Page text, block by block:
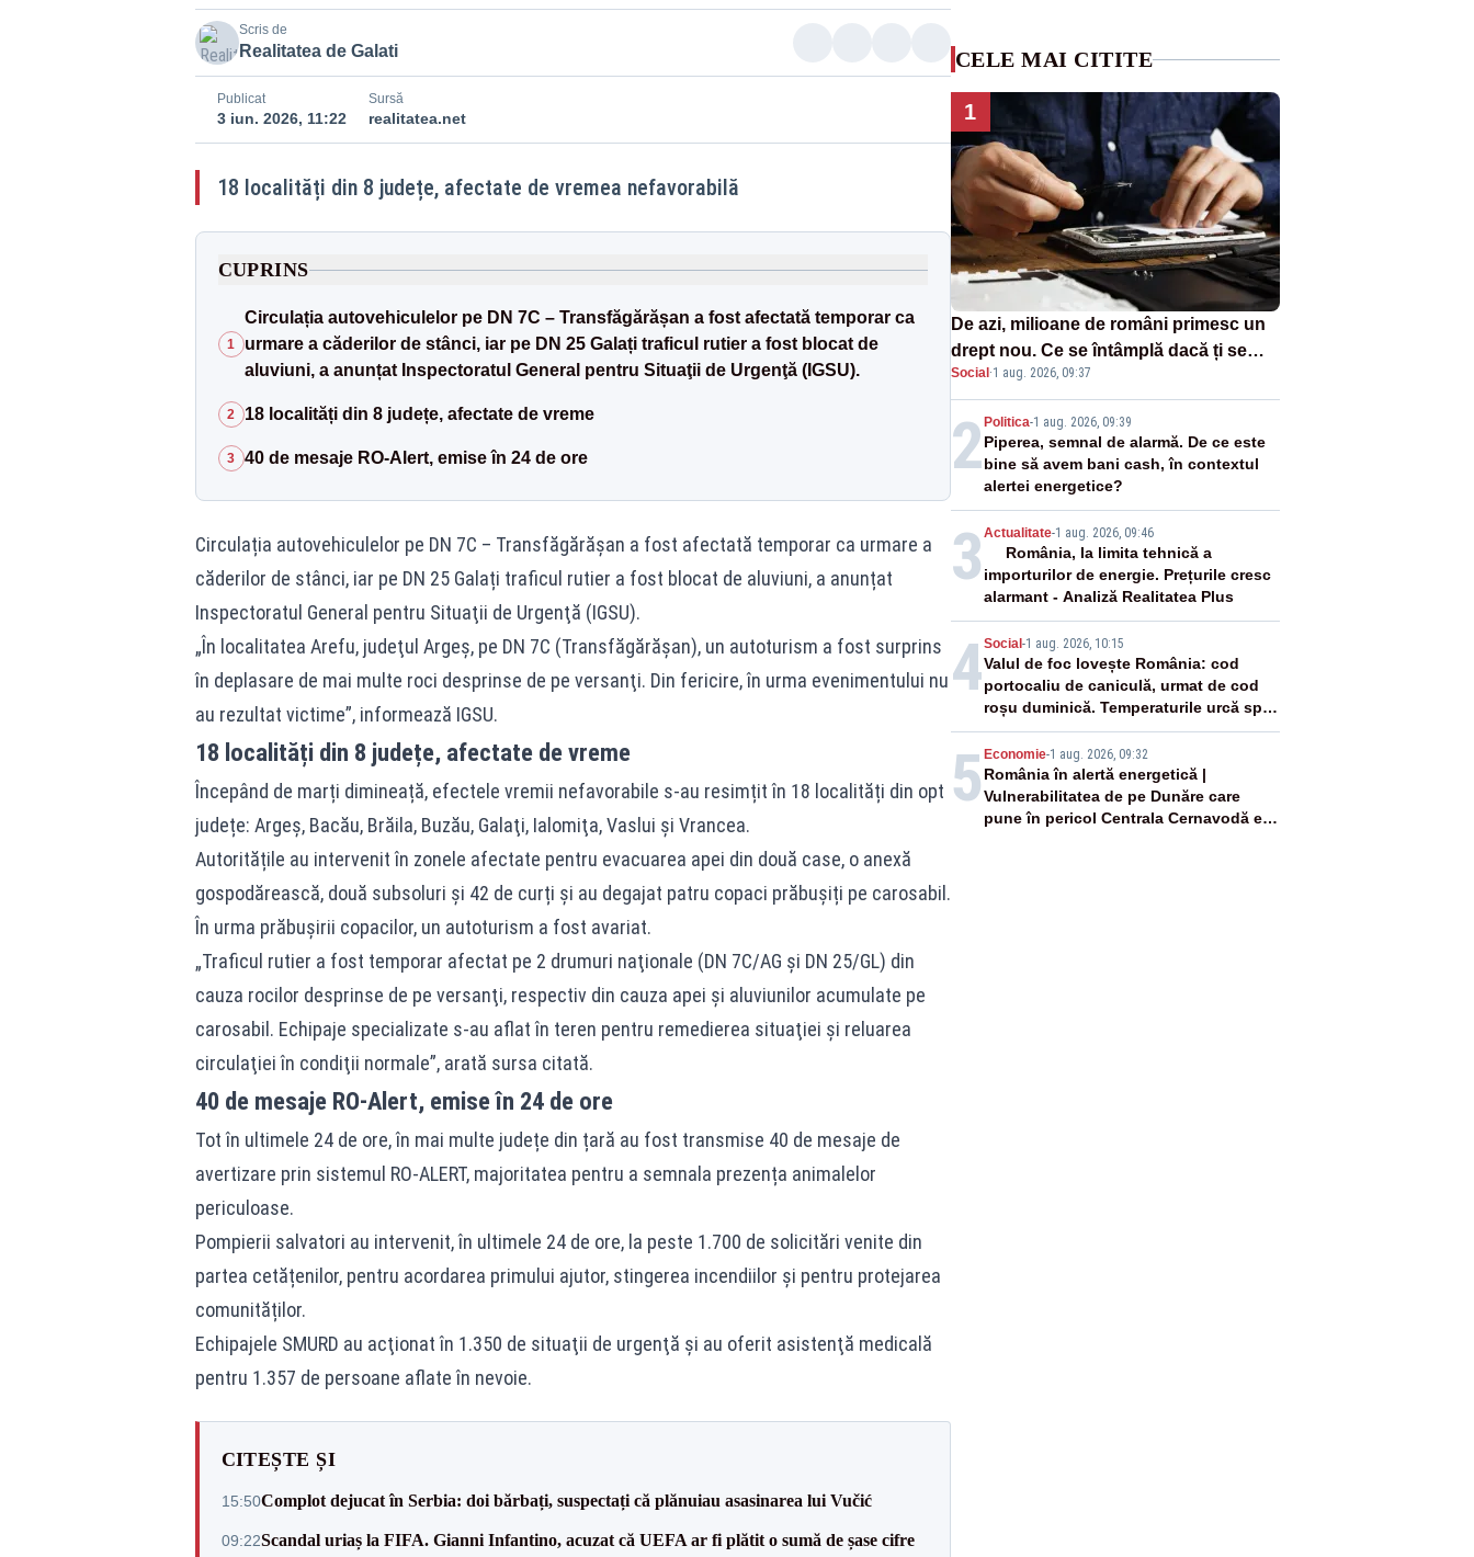
Scris de
Realitatea de Galati
Publicat
3 iun. 2026, 11:22
Sursă
realitatea.net
18 localități din 8 județe, afectate de vremea nefavorabilă
CUPRINS
1
Circulația autovehiculelor pe DN 7C – Transfăgărășan a fost afectată temporar ca
urmare a căderilor de stânci, iar pe DN 25 Galați traficul rutier a fost blocat de
aluviuni, a anunțat Inspectoratul General pentru Situaţii de Urgenţă (IGSU).
2 18 localități din 8 județe, afectate de vreme
3 40 de mesaje RO-Alert, emise în 24 de ore
Circulația autovehiculelor pe DN 7C – Transfăgărășan a fost afectată temporar ca urmare a
căderilor de stânci, iar pe DN 25 Galați traficul rutier a fost blocat de aluviuni, a anunțat
Inspectoratul General pentru Situaţii de Urgenţă (IGSU).
„În localitatea Arefu, judeţul Argeş, pe DN 7C (Transfăgărăşan), un autoturism a fost surprins
în deplasare de mai multe roci desprinse de pe versanţi. Din fericire, în urma evenimentului nu
au rezultat victime”, informează IGSU.
18 localități din 8 județe, afectate de vreme
Începând de marți dimineață, efectele vremii nefavorabile s-au resimțit în 18 localități din opt
județe: Argeş, Bacău, Brăila, Buzău, Galaţi, Ialomiţa, Vaslui şi Vrancea.
Autoritățile au intervenit în zonele afectate pentru evacuarea apei din două case, o anexă
gospodărească, două subsoluri și 42 de curți și au degajat patru copaci prăbușiți pe carosabil.
În urma prăbușirii copacilor, un autoturism a fost avariat.
„Traficul rutier a fost temporar afectat pe 2 drumuri naţionale (DN 7C/AG şi DN 25/GL) din
cauza rocilor desprinse de pe versanţi, respectiv din cauza apei şi aluviunilor acumulate pe
carosabil. Echipaje specializate s-au aflat în teren pentru remedierea situaţiei şi reluarea
circulaţiei în condiţii normale”, arată sursa citată.
40 de mesaje RO-Alert, emise în 24 de ore
Tot în ultimele 24 de ore, în mai multe județe din țară au fost transmise 40 de mesaje de
avertizare prin sistemul RO-ALERT, majoritatea pentru a semnala prezența animalelor
periculoase.
Pompierii salvatori au intervenit, în ultimele 24 de ore, la peste 1.700 de solicitări venite din
partea cetățenilor, pentru acordarea primului ajutor, stingerea incendiilor și pentru protejarea
comunităților.
Echipajele SMURD au acţionat în 1.350 de situaţii de urgenţă şi au oferit asistenţă medicală
pentru 1.357 de persoane aflate în nevoie.
CITEȘTE ȘI
15:50Complot dejucat în Serbia: doi bărbați, suspectați că plănuiau asasinarea lui Vučić
09:22Scandal uriaș la FIFA. Gianni Infantino, acuzat că UEFA ar fi plătit o sumă de șase cifre
CELE MAI CITITE
1
De azi, milioane de români primesc un
drept nou. Ce se întâmplă dacă ți se
strică un produs
Social ·1 aug. 2026, 09:37
2 Politica-1 aug. 2026, 09:39
Piperea, semnal de alarmă. De ce este
bine să avem bani cash, în contextul
alertei energetice?
3 Actualitate-1 aug. 2026, 09:46
România, la limita tehnică a
importurilor de energie. Prețurile cresc
alarmant - Analiză Realitatea Plus
4Social -1 aug. 2026, 10:15
Valul de foc lovește România: cod
portocaliu de caniculă, urmat de cod
roșu duminică. Temperaturile urcă spre
40°C
5 Economie-1 aug. 2026, 09:32
România în alertă energetică |
Vulnerabilitatea de pe Dunăre care
pune în pericol Centrala Cernavodă era